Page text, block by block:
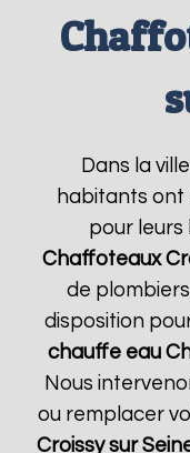
Dans la
habitants ont
pour
Chaffoteaux
de
disposition
chauffe eau
Nous
ou remplacer
Croissy sur